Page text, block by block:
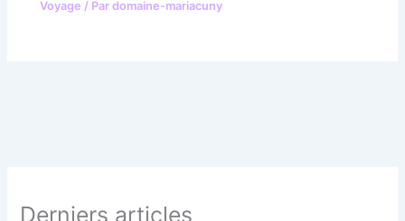
Voyage / Pardomaine-mariacuny
Derniers articles